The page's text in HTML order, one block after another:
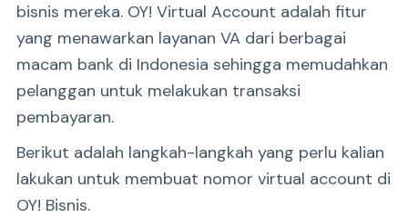
bisnis mereka. OY! Virtual Account adalah fitur
yang menawarkan layanan VA dari berbagai
macam bank di Indonesia sehingga memudahkan
pelanggan untuk melakukan transaksi
pembayaran.
Berikut adalah langkah-langkah yang perlu kalian
lakukan untuk membuat nomor virtual account di
OY! Bisnis.